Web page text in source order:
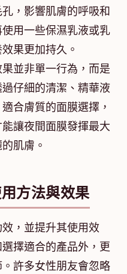
，影響肌膚的呼吸和
用一些保濕乳液或乳
果更加持久。
並非單一行為，而是
仔細的清潔、精華液
合膚質的面膜選擇，
讓夜間面膜發揮最大
肌膚。
方法與效果
，並提升其使用效
擇適合的產品外，更
許多女性朋友會忽略